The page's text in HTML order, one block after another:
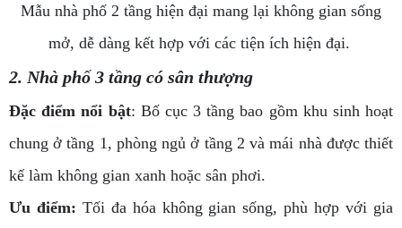
Mẫu nhà phố 2 tầng hiện đại mang lại không gian sống
mở, dễ dàng kết hợp với các tiện ích hiện đại.
2. Nhà phố 3 tầng có sân thượng
Đặc điểm nổi bật: Bố cục 3 tầng bao gồm khu sinh hoạt
chung ở tầng 1, phòng ngủ ở tầng 2 và mái nhà được thiết
kế làm không gian xanh hoặc sân phơi.
Ưu điểm: Tối đa hóa không gian sống, phù hợp với gia